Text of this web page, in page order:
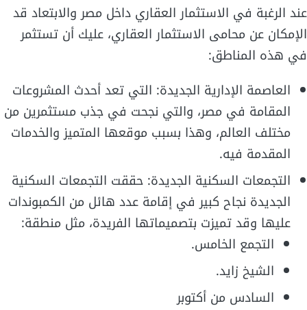
عند الرغبة في الاستثمار العقاري داخل مصر والابتعاد قد
الإمكان عن محامى الاستثمار العقاري، عليك أن تستثمر
في هذه المناطق:
العاصمة الإدارية الجديدة: التي تعد أحدث المشروعات
المقامة في مصر، والتي نجحت في جذب مستثمرين من
مختلف العالم، وهذا بسبب موقعها المتميز والخدمات
المقدمة فيه.
التجمعات السكنية الجديدة: حققت التجمعات السكنية
الجديدة نجاح كبير في إقامة عدد هائل من الكمبوندات
عليها وقد تميزت بتصميماتها الفريدة، مثل منطقة:
التجمع الخامس.
الشيخ زايد.
السادس من أكتوبر